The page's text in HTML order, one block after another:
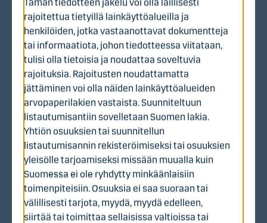
sijoituksia koko Suomessa ja sen kohdeyhtiöiden
toiminta ulottuu useille toimialoille Suomessa ja
kansainvälisesti.
KPY toteuttaa liiketoimintastrategiaansa
sijoitusyhtiömäisesti kolmen sijoitussalkun kautta:
infrastruktuuri, private equity sekä tasesijoitukset.
Infrastruktuurisalkku kattaa toimitilakiinteistöt ja
infraan kytkeytyvät sijoitukset, joista keskeisin on KPY:n
tytäryhtiö Novapolis. Private equity -salkun sijoitukset
toteutetaan pääomasijoitusyhtiö Sentican kautta, ja ne
keskittyvät kotimaisiin keskisuuriin kasvuhaluisiin
yrityksiin, joilla on todennettu liiketoimintamalli. KPY:n
nykyiset tasesijoitukset täydentävät kokonaisuutta
suorina omistuksina valituissa kohdeyhtiöissä.
rajoitettua tietyillä lainkäyttöalueilla ja
henkilöiden, jotka vastaanottavat dokumentteja
tai informaatiota, johon tiedotteessa viitataan,
tulisi olla tietoisia ja noudattaa soveltuvia
rajoituksia. Rajoitusten noudattamatta
jättäminen voi olla näiden lainkäyttöalueiden
arvopaperilakien vastaista. Suunniteltuun
listautumisantiin sovelletaan Suomen lakia.
Yhtiön osuuksien tai suunnitellun
listautumisannin rekisteröimiseksi tai osuuksien
yleisölle tarjoamiseksi missään muualla kuin
Suomessa ei ole ryhdytty minkäänlaisiin
toimenpiteisiin. Osuuksia ei saa suoraan tai
välillisesti tarjota, myydä, myydä edelleen,
siirtää tai toimittaa sellaisissa valtioissa tai